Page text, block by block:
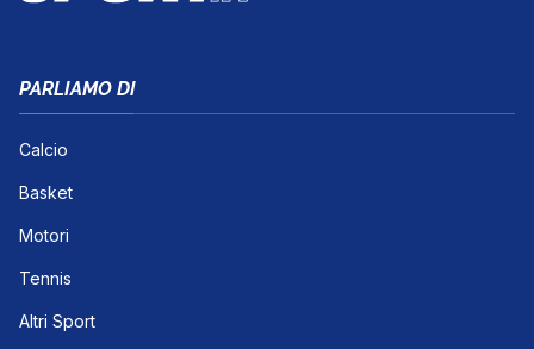
PARLIAMO DI
Calcio
Basket
Motori
Tennis
Altri Sport